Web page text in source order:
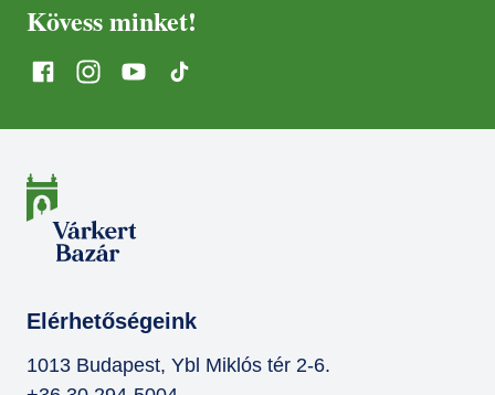
Kövess minket!
Elérhetőségeink
1013 Budapest, Ybl Miklós tér 2-6.